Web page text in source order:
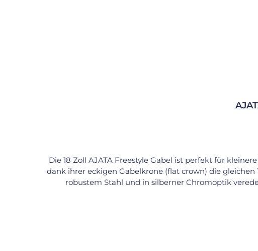
Die 18 Zoll AJATA Freestyle Gabel ist perfekt für
dank ihrer eckigen Gabelkrone (flat crown) die
robustem Stahl und in silberner Chromoptik